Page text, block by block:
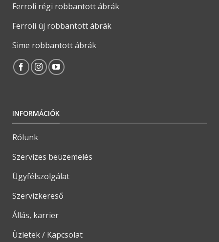
Ferroli régi robbantott ábrák
Ferroli új robbantott ábrák
Sime robbantott ábrák
INFORMÁCIÓK
Rólunk
Szervizes beüzemelés
Ügyfélszolgálat
Szervizkereső
Állás, karrier
Üzletek / Kapcsolat